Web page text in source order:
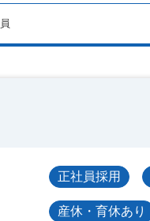
正社員採用
産休・育休あり